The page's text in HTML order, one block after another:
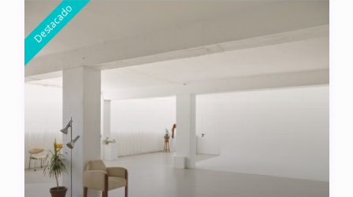
Destacado